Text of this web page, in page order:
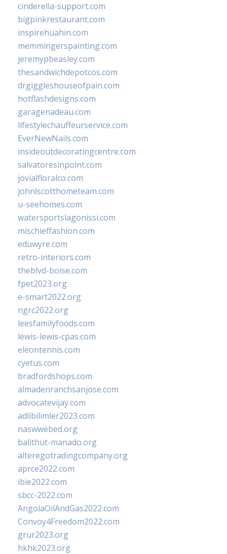
cinderella-support.com
bigpinkrestaurant.com
inspirehuahin.com
memmingerspainting.com
jeremypbeasley.com
thesandwichdepotcos.com
drgiggleshouseofpain.com
hotflashdesigns.com
garagenadeau.com
lifestylechauffeurservice.com
EverNewNails.com
insideoutdecoratingcentre.com
salvatoresinpoint.com
jovialfloralco.com
johnlscotthometeam.com
u-seehomes.com
watersportslagonissi.com
mischieffashion.com
eduwyre.com
retro-interiors.com
theblvd-boise.com
fpet2023.org
e-smart2022.org
ngrc2022.org
leesfamilyfoods.com
lewis-lewis-cpas.com
eleontennis.com
cyetus.com
bradfordshops.com
almadenranchsanjose.com
advocatevijay.com
adlibilimler2023.com
naswwebed.org
balithut-manado.org
alteregotradingcompany.org
aprce2022.com
ibie2022.com
sbcc-2022.com
AngolaOilAndGas2022.com
Convoy4Freedom2022.com
grur2023.org
hkhk2023.org